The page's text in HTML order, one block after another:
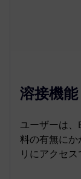
溶接機能
ユーザーは、
料の有無にか
リにアクセス